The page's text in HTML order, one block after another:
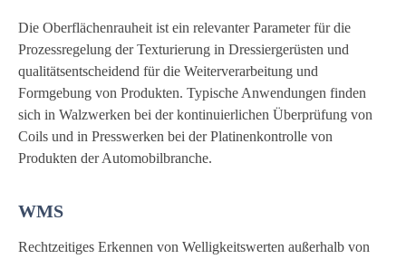
Die Oberflächenrauheit ist ein relevanter Parameter für die
Prozessregelung der Texturierung in Dressiergerüsten und
qualitätsentscheidend für die Weiterverarbeitung und
Formgebung von Produkten. Typische Anwendungen finden
sich in Walzwerken bei der kontinuierlichen Überprüfung von
Coils und in Presswerken bei der Platinenkontrolle von
Produkten der Automobilbranche.
WMS
Rechtzeitiges Erkennen von Welligkeitswerten außerhalb von